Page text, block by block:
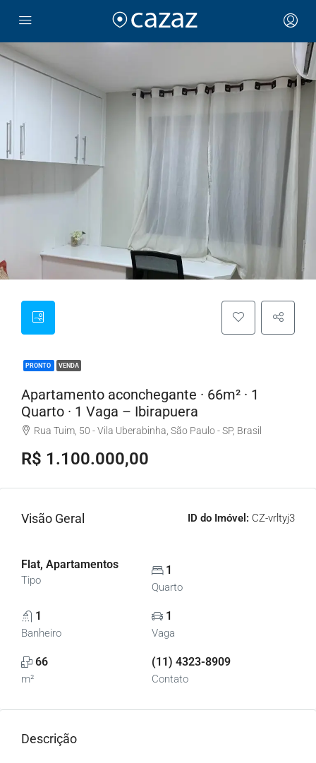
PRONTO VENDA
Apartamento aconchegante · 66m² · 1
Quarto · 1 Vaga – Ibirapuera
Rua Tuim, 50 - Vila Uberabinha, São Paulo - SP, Brasil
R$ 1.100.000,00
Visão Geral ID do Imóvel: CZ-vrltyj3
Flat, Apartamentos
Tipo
1
Quarto
1
Banheiro
1
Vaga
66
m²
(11) 4323-8909
Contato
Descrição